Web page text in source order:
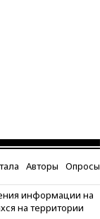
Авторы Опросы
информации на
на территории